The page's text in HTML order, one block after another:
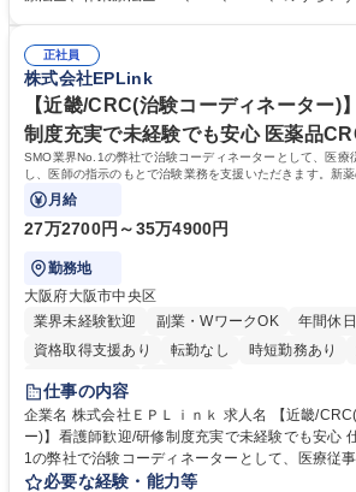
ためプライベートと仕事の両立もしやすい環境。
以上、育児補助支援金等もあります。 募集職種 【千葉】治験コーディネ
ーター(CRC)医療従事者歓迎/WLB◎/手厚い研修/
間受けていただき、テストに合格後、OJTとなり
ヶ月。 【活かせる経験】院内スタッフや患者との
や、カルテを読む力、治験で行う検査内容や薬剤
る点、などを活かしてご活躍頂けます。 学歴・資格 学歴：大学院 大学 高
専 短大 専修学校 語学力： 資格：看護師 臨床検査
正社員
株式会社EPLink
【近畿/CRC(治験コーディネーター)
制度充実で未経験でも安心 医薬品
SMO業界No.1の弊社で治験コーディネーターとして、医療
し、医師の指示のもとで治験業務を支援いただきます。新
変やりがいのある仕事です。
月給
27万2700円～35万4900円
勤務地
大阪府大阪市中央区
業界未経験歓迎
副業・WワークOK
年間休
資格取得支援あり
転勤なし 時短勤務あり
完全週休2日制
仕事の内容
企業名 株式会社ＥＰＬｉｎｋ 求人名 【近畿/CRC(治験コーディネータ
ー)】看護師歓迎/研修制度充実で未経験でも安心 仕事の内容 SMO業界No.
1の弊社で治験コーディネーターとして、医療従
かし、医師の指示のもとで治験業務を支援いただ
必要な経験・能力等